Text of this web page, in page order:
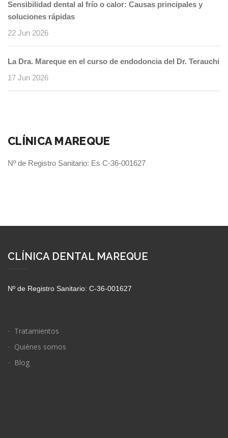
Sensibilidad dental al frío o calor: Causas principales y
soluciones rápidas
22 Jun 2026
La Dra. Mareque en el curso de endodoncia del Dr. Terauchi
17 Jun 2026
CLÍNICA MAREQUE
Nº de Registro Sanitario: Es C-36-001627
CLÍNICA DENTAL MAREQUE
Nº de Registro Sanitario: C-36-001627
Tratamientos
Quiénes somos
Blog